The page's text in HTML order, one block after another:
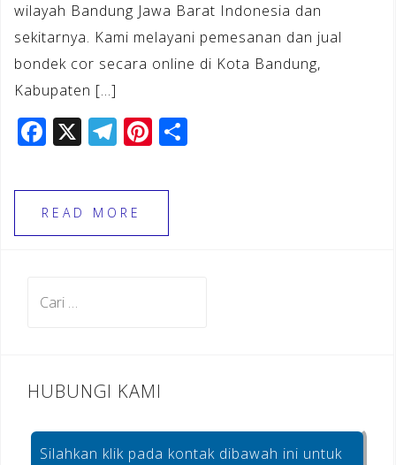
wilayah Bandung Jawa Barat Indonesia dan
sekitarnya. Kami melayani pemesanan dan jual
bondek cor secara online di Kota Bandung,
Kabupaten […]
F
c
e
b
o
X T
e
gr
a
Pi
te
e
READ MORE
HUBUNGI KAMI
Silahkan klik pada kontak dibawah ini untuk